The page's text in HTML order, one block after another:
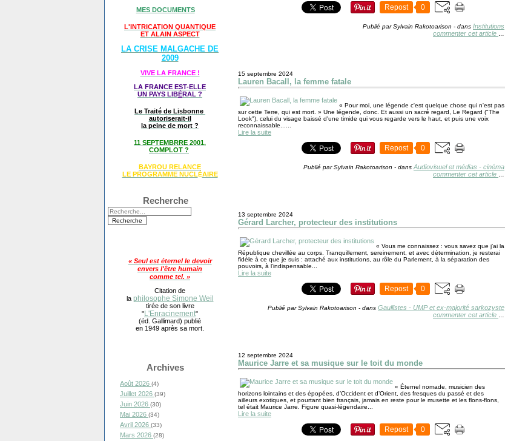
MES DOCUMENTS
L'INTRICATION QUANTIQUE
ET ALAIN ASPECT
LA CRISE MALGACHE DE
2009
VIVE LA FRANCE !
LA FRANCE EST-ELLE
UN PAYS LIBÉRAL ?
Le Traité de Lisbonne
autoriserait-il
la peine de mort ?
11 SEPTEMBRRE 2001,
COMPLOT ?
BAYROU RELANCE
LE PROGRAMME NUCLÉAIRE
Recherche
« Seul est éternel le devoir
envers l'être humain
comme tel. »
Citation de
la philosophe Simone Weil
tirée de son livre
"L'Enracinement"
(éd. Gallimard) publié
en 1949 après sa mort.
Archives
Août 2026 (4)
Juillet 2026 (39)
Juin 2026 (30)
Mai 2026 (34)
Avril 2026 (33)
Mars 2026 (28)
Repost 0
Publié par Sylvain Rakotoarison - dans Institutions
commenter cet article
15 septembre 2024
Lauren Bacall, la femme fatale
« Pour moi, une légende c'est quelque chose qui n'est pas
sur cette Terre, qui est mort. » Une légende, donc. Et aussi un sacré regard, Le Regard ("The
Look"), celui du visage baissé d'une timide qui vous regarde vers le haut, et puis une voix
reconnaissable......
Lire la suite
Repost 0
Publié par Sylvain Rakotoarison - dans Audiovisuel et médias - cinéma
commenter cet article
13 septembre 2024
Gérard Larcher, protecteur des institutions
« Vous me connaissez : vous savez que j’ai la
République chevillée au corps. Tranquillement, sereinement, et avec détermination, je resterai
fidèle à ce que je suis : attaché aux institutions, au rôle du Parlement, à la séparation des
pouvoirs, à l’indispensable...
Lire la suite
Repost 0
Publié par Sylvain Rakotoarison - dans Gaullistes - UMP et ex-majorité sarkozyste
commenter cet article
12 septembre 2024
Maurice Jarre et sa musique sur le toit du monde
« Éternel nomade, musicien des
horizons lointains et des épopées, d’Occident et d’Orient, des fresques du passé et des
ailleurs exotiques, et pourtant bien français, jamais en reste pour le musette et les flons-flons,
tel était Maurice Jarre. Figure quasi-légendaire...
Lire la suite
Repost 0